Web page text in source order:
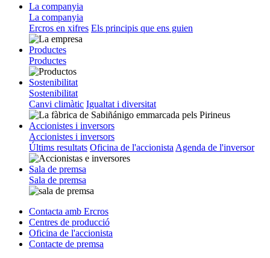
La companyia
La companyia
Ercros en xifres Els principis que ens guien
Productes
Productes
Sostenibilitat
Sostenibilitat
Canvi climàtic Igualtat i diversitat
Accionistes i inversors
Accionistes i inversors
Últims resultats Oficina de l'accionista Agenda de l'inversor
Sala de premsa
Sala de premsa
Contacta amb Ercros
Centres de producció
Oficina de l'accionista
Contacte de premsa